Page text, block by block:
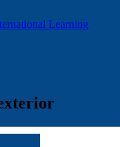
Learning